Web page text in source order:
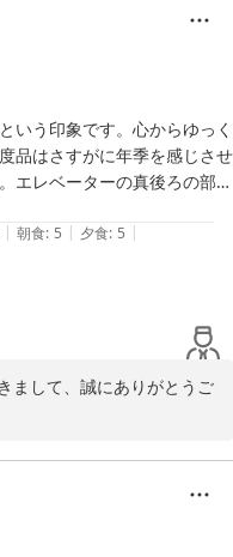
ありますが、館内を清潔に
。
含めお食事は当ホテルの自
様子で大変嬉しく存じま
館いただいた皆様に良き思
めて参ります。
いう印象です。心からゆっく
品はさすがに年季を感じさせ
エレベーターの真後ろの部屋
環境のせいか夜は静かで朝は
い静けさにとても癒されまし
。ディナープランのヒルトッ
いただきましたが、素材の良
食も素晴らしく朝からお造り
す。そして滞在中ホテルの
かみを感じました。割引券を
げを買いたかったのですが、
泊後に来年休業と知りまし
| 朝食: 5 | 夕食: 5 |
まして、誠にありがとうご
え大変嬉しく存じます。
は「食の山の上」の名に恥
をかけた自慢の逸品です。